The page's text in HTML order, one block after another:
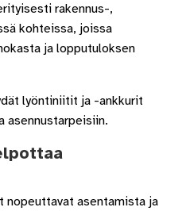
rakennus-,
kohteissa, joissa
ja lopputuloksen
lyöntiniitit ja -ankkurit
asennustarpeisiin.
asentamista ja